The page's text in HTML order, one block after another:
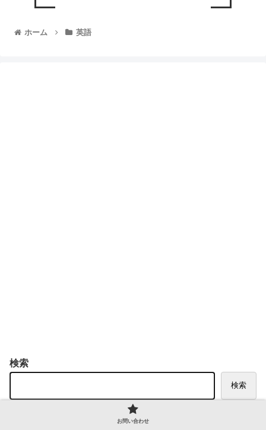
ホーム 英語
検索
検索
お問い合わせ